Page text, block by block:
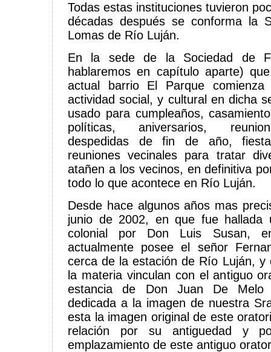
Todas estas instituciones tuvieron
décadas después se conforma la
Lomas de Río Luján.
En la sede de la Sociedad de
hablaremos en capítulo aparte)
actual barrio El Parque
actividad social, y cultural en dicha
usado para cumpleaños,
políticas, aniversarios,
despedidas de fin de año,
reuniones vecinales para tratar
atañen a los vecinos, en definitiva
todo lo que acontece en Río Luján.
Desde hace algunos años mas
junio de 2002, en que fue hallada
colonial por Don Luis Susan,
actualmente posee el señor
cerca de la estación de Río Luján, y
la materia vinculan con el antiguo
estancia de Don Juan De Melo
dedicada a la imagen de nuestra
esta la imagen original de este
relación por su antiguedad y
emplazamiento de este antiguo